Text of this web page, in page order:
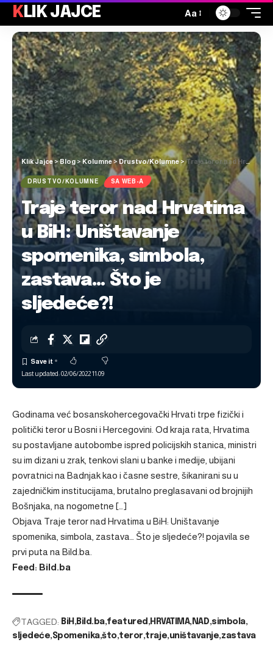
KLIK JAJCE Aa
Klik Jajce>Blog >Kolumne>Drustvo/Kolumne >Traje teror nad Hrvatima u BiH: Uništavanje spomenika, simbola, zastava… Što je sljedeće?!
DRUSTVO/KOLUMNE SA WEB-A
Traje teror nad Hrvatima
u BiH: Uništavanje
spomenika, simbola,
zastava… Što je
sljedeće?!
Last updated: 02/06/2022 11:09
Godinama već bosanskohercegovački Hrvati trpe fizički i
politički teror u Bosni i Hercegovini. Od kraja rata, Hrvatima
su postavljane autobombe ispred policijskih stanica, ministri
su im dizani u zrak, tenkovi slani u banke i medije, ubijani
povratnici na Badnjak kao i časne sestre, šikanirani su u
zajedničkim institucijama, brutalno preglasavani od brojnijih
Bošnjaka, na nogometne […]
Objava Traje teror nad Hrvatima u BiH: Uništavanje
spomenika, simbola, zastava… Što je sljedeće?! pojavila se
prvi puta na Bild.ba
Feed: Bild.ba
TAGGED: BiH Bild.ba featured HRVATIMA NAD simbola
sljedeće Spomenika što teror traje uništavanje zastava